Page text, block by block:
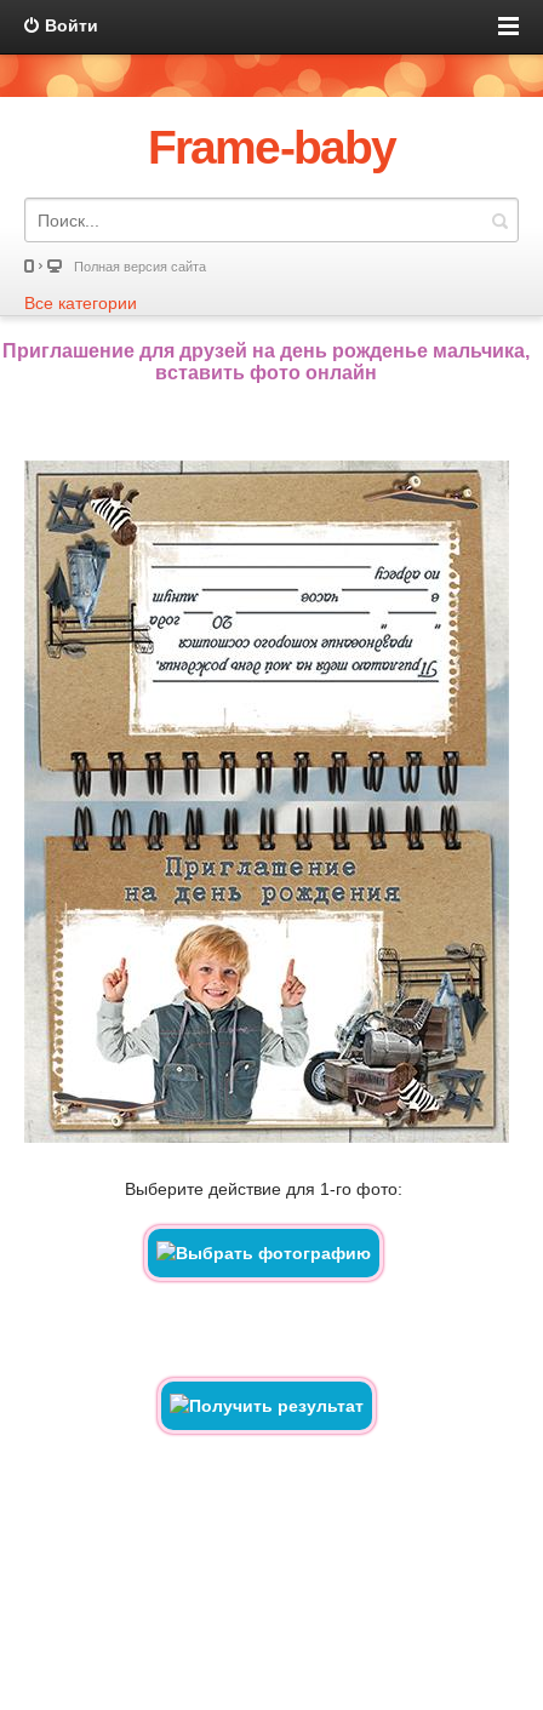
Войти
Frame-baby
Полная версия сайта
Все категории
Приглашение для друзей на день рожденье мальчика,
вставить фото онлайн
Выберите действие для 1-го фото: